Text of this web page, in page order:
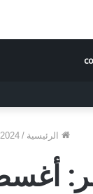
الرئيسية /
2024